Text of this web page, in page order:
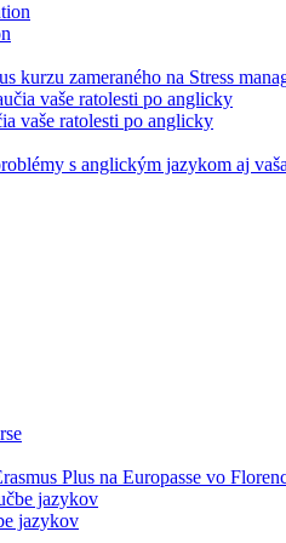
kurzu zameraného na Stress
vaše ratolesti po anglicky
s anglickým jazykom aj
Plus na Europasse vo
jazykov